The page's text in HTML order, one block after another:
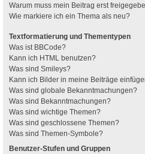
Warum muss mein Beitrag erst
Wie markiere ich ein Thema als neu?
Textformatierung und Thementypen
Was ist BBCode?
Kann ich HTML benutzen?
Was sind Smileys?
Kann ich Bilder in meine Beiträge
Was sind globale Bekanntmachungen?
Was sind Bekanntmachungen?
Was sind wichtige Themen?
Was sind geschlossene Themen?
Was sind Themen-Symbole?
Benutzer-Stufen und Gruppen